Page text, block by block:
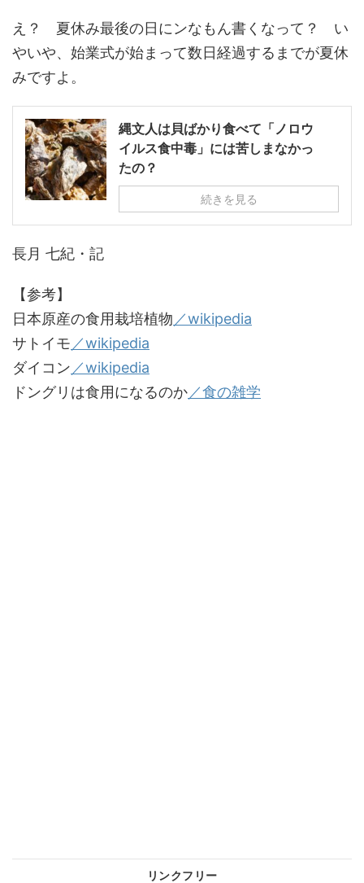
え？ 夏休み最後の日にンなもん書くなって？ い
やいや、始業式が始まって数日経過するまでが夏休
みですよ。
縄文人は貝ばかり食べて「ノロウ
イルス食中毒」には苦しまなかっ
たの？
続きを見る
長月 七紀・記
【参考】
日本原産の食用栽培植物 ／wikipedia
サトイモ ／wikipedia
ダイコン ／wikipedia
ドングリは食用になるのか／食の雑学
リンクフリー